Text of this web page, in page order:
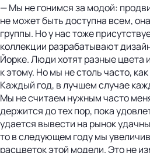
— Мы не гонимся за модой:
не может быть доступна всем,
группы. Но у нас тоже
коллекции разрабатывают
Йорке. Люди хотят разные цвета
к этому. Но мы не столь часто,
Каждый год, в лучшем случае
Мы не считаем нужным часто
держится до тех пор, пока
удается вывести на рынок
то в следующем году мы
расцветок этой модели. Это не